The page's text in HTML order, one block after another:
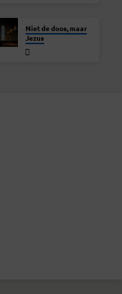
Niet de doos, maar
Jezus